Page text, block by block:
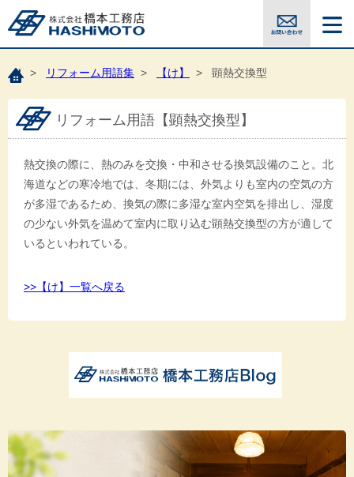
> リフォーム用語集 > 【け】 > 顕熱交換型
リフォーム用語【顕熱交換型】
熱交換の際に、熱のみを交換・中和させる換気設備のこと。北
海道などの寒冷地では、冬期には、外気よりも室内の空気の方
が多湿であるため、換気の際に多湿な室内空気を排出し、湿度
の少ない外気を温めて室内に取り込む顕熱交換型の方が適して
いるといわれている。
>>【け】一覧へ戻る